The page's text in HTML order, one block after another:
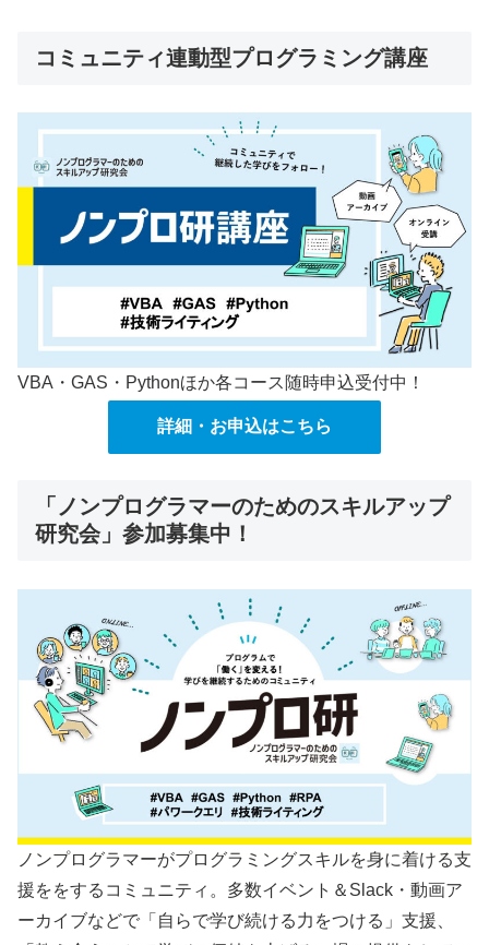
コミュニティ連動型プログラミング講座
VBA・GAS・Pythonほか各コース随時申込受付中！
詳細・お申込はこちら
「ノンプログラマーのためのスキルアップ
研究会」参加募集中！
ノンプログラマーがプログラミングスキルを身に着ける支
援ををするコミュニティ。多数イベント＆Slack・動画ア
ーカイブなどで「自らで学び続ける力をつける」支援、